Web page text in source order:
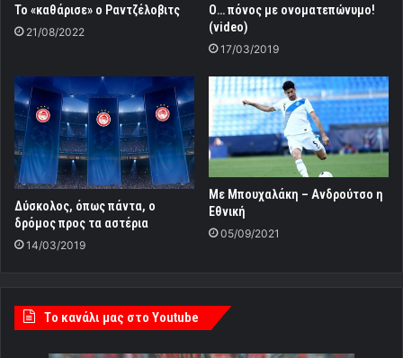
Το «καθάρισε» ο Ραντζέλοβιτς
21/08/2022
Ο… πόνος με ονοματεπώνυμο!
(video)
17/03/2019
Δύσκολος, όπως πάντα, ο
δρόμος προς τα αστέρια
14/03/2019
Με Μπουχαλάκη – Ανδρούτσο η
Εθνική
05/09/2021
Tο κανάλι μας στο Youtube